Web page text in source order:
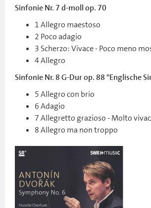
Sinfonie Nr. 7 d-moll op. 70
1 Allegro maestoso
2 Poco adagio
3 Scherzo: Vivace - Poco meno
4 Allegro
Sinfonie Nr. 8 G-Dur op. 88 "Englische
5 Allegro con brio
6 Adagio
7 Allegretto grazioso - Molto
8 Allegro ma non troppo